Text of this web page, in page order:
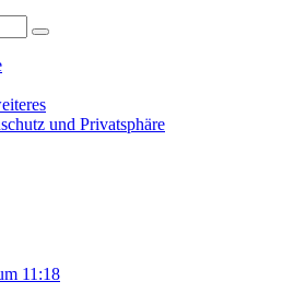
und Privatsphäre
11:18